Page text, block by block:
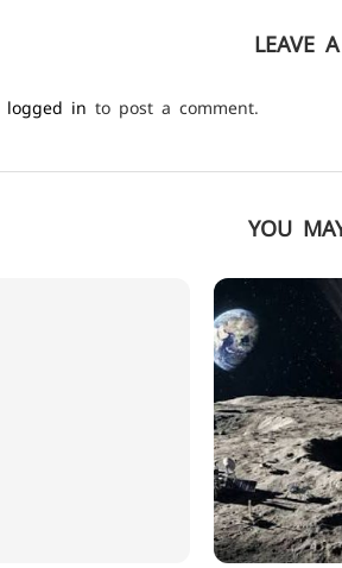
LEAVE
logged in to post a comment.
YOU